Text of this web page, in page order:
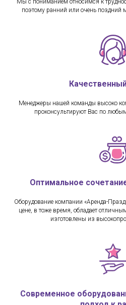
Мы с пониманием относимся к
поэтому ранний или очень поздний
Менеджеры нашей команды высоко
проконсультируют Вас по
Оптимальное
Оборудование компании «Аренда-
цене, в тоже время, обладает
изготовлены из
Современное